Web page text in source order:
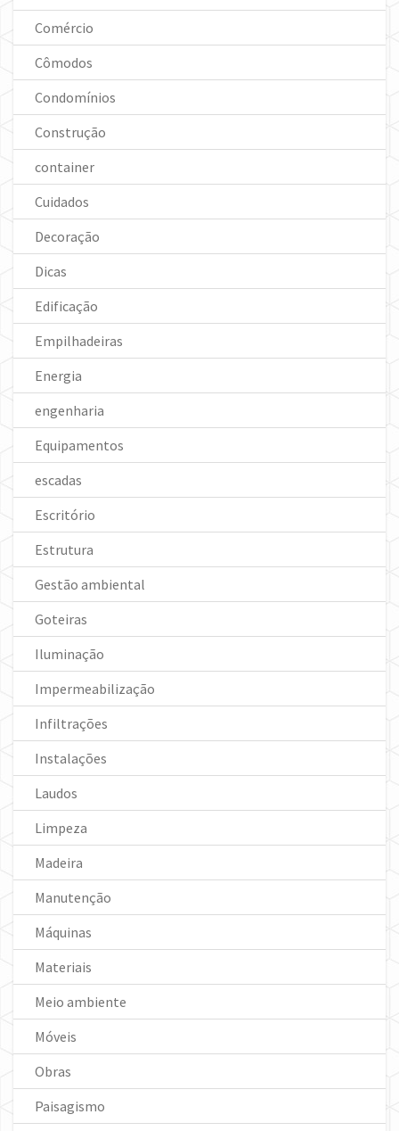
Comércio
Cômodos
Condomínios
Construção
container
Cuidados
Decoração
Dicas
Edificação
Empilhadeiras
Energia
engenharia
Equipamentos
escadas
Escritório
Estrutura
Gestão ambiental
Goteiras
Iluminação
Impermeabilização
Infiltrações
Instalações
Laudos
Limpeza
Madeira
Manutenção
Máquinas
Materiais
Meio ambiente
Móveis
Obras
Paisagismo